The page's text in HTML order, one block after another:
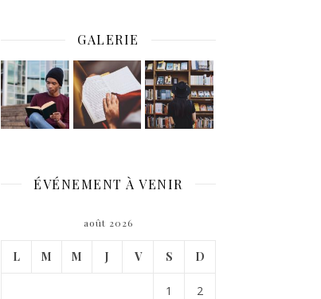
GALERIE
ÉVÉNEMENT À VENIR
août 2026
L M M J V S D
1 2